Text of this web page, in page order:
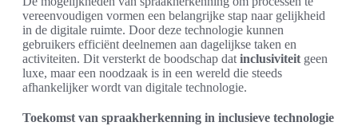
vereenvoudigen vormen een belangrijke stap naar gelijkheid
in de digitale ruimte. Door deze technologie kunnen
gebruikers efficiënt deelnemen aan dagelijkse taken en
activiteiten. Dit versterkt de boodschap dat inclusiviteit geen
luxe, maar een noodzaak is in een wereld die steeds
afhankelijker wordt van digitale technologie.
Toekomst van spraakherkenning in inclusieve technologie